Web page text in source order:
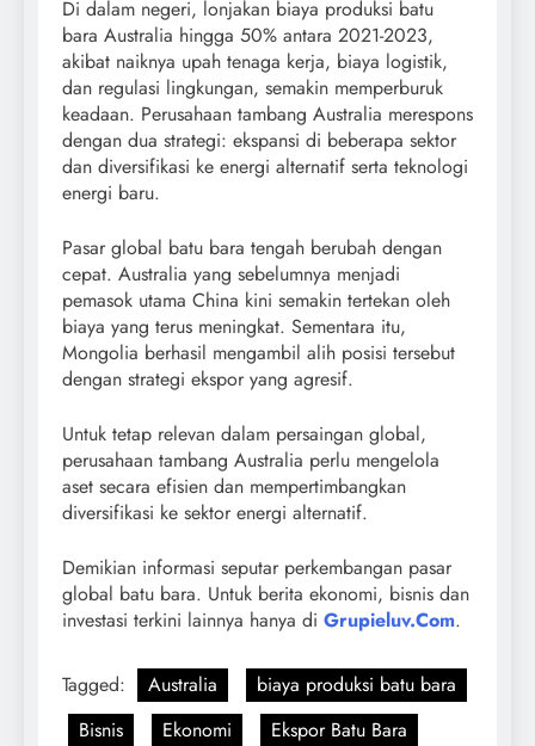
Di dalam negeri, lonjakan biaya produksi batu
bara Australia hingga 50% antara 2021-2023,
akibat naiknya upah tenaga kerja, biaya logistik,
dan regulasi lingkungan, semakin memperburuk
keadaan. Perusahaan tambang Australia merespons
dengan dua strategi: ekspansi di beberapa sektor
dan diversifikasi ke energi alternatif serta teknologi
energi baru.
Pasar global batu bara tengah berubah dengan
cepat. Australia yang sebelumnya menjadi
pemasok utama China kini semakin tertekan oleh
biaya yang terus meningkat. Sementara itu,
Mongolia berhasil mengambil alih posisi tersebut
dengan strategi ekspor yang agresif.
Untuk tetap relevan dalam persaingan global,
perusahaan tambang Australia perlu mengelola
aset secara efisien dan mempertimbangkan
diversifikasi ke sektor energi alternatif.
Demikian informasi seputar perkembangan pasar
global batu bara. Untuk berita ekonomi, bisnis dan
investasi terkini lainnya hanya di Grupieluv.Com.
Tagged: Australia
biaya produksi batu bara
Bisnis
Ekonomi
Ekspor Batu Bara